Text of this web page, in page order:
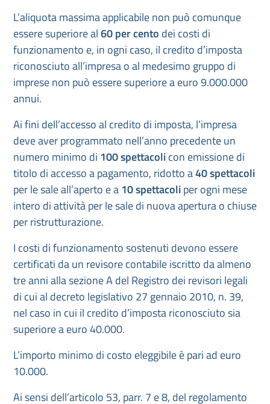
L’aliquota massima applicabile non può comunque
essere superiore al60 per cento dei costi di
funzionamento e, in ogni caso, il credito d’imposta
riconosciuto all’impresa o al medesimo gruppo di
imprese non può essere superiore a euro 9.000.000
annui.
Ai fini dell’accesso al credito di imposta, l’impresa
deve aver programmato nell’anno precedente un
numero minimo di 100 spettacolicon emissione di
titolo di accesso a pagamento, ridotto a40 spettacoli
per le sale all’aperto e a10 spettacoliper ogni mese
intero di attività per le sale di nuova apertura o chiuse
per ristrutturazione.
I costi di funzionamento sostenuti devono essere
certificati da un revisore contabile iscritto da almeno
tre anni alla sezione A del Registro dei revisori legali
di cui al decreto legislativo 27 gennaio 2010, n. 39,
nel caso in cui il credito d’imposta riconosciuto sia
superiore a euro 40.000.
L’importo minimo di costo eleggibile è pari ad euro
10.000.
Ai sensi dell’articolo 53, parr. 7 e 8, del regolamento